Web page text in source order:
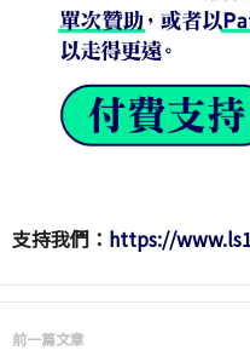
支持我們： https://
前一篇文章